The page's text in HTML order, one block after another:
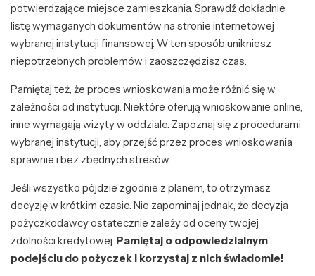
potwierdzające miejsce zamieszkania. Sprawdź dokładnie
listę wymaganych dokumentów na stronie internetowej
wybranej instytucji finansowej. W ten sposób unikniesz
niepotrzebnych problemów i zaoszczędzisz czas.
Pamiętaj też, że proces wnioskowania może różnić się w
zależności od instytucji. Niektóre oferują wnioskowanie online,
inne wymagają wizyty w oddziale. Zapoznaj się z procedurami
wybranej instytucji, aby przejść przez proces wnioskowania
sprawnie i bez zbędnych stresów.
Jeśli wszystko pójdzie zgodnie z planem, to otrzymasz
decyzję w krótkim czasie. Nie zapominaj jednak, że decyzja
pożyczkodawcy ostatecznie zależy od oceny twojej
zdolności kredytowej. Pamiętaj o odpowiedzialnym
podejściu do pożyczek i korzystaj z nich świadomie!